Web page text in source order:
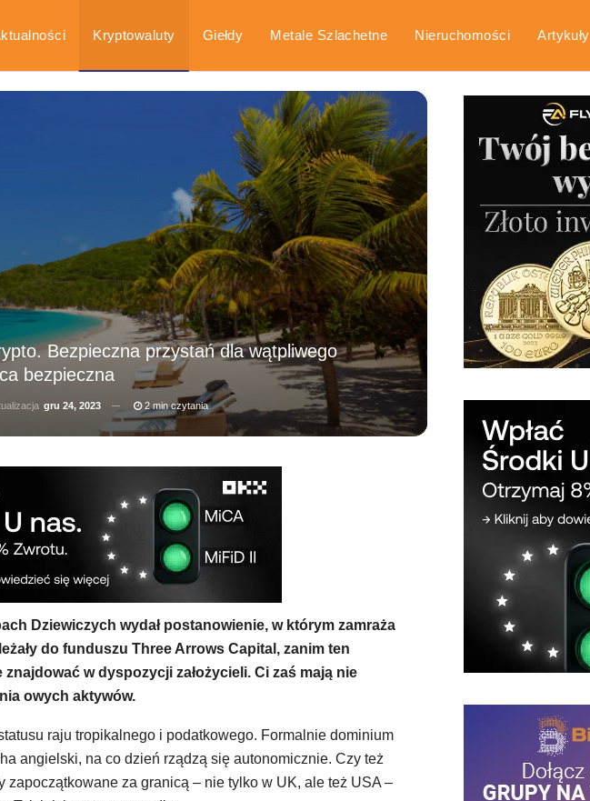
Kryptowaluty Giełdy Metale Szlachetne Nieruchomości Artykuły
Bezpieczna przystań dla wątpliwego
bezpieczna
gru 24, 2023 2 min czytania
Dziewiczych wydał postanowienie, w którym zamraża
do funduszu Three Arrows Capital, zanim ten
w dyspozycji założycieli. Ci zaś mają nie
owych aktywów.
raju tropikalnego i podatkowego. Formalnie dominium
angielski, na co dzień rządzą się autonomicznie. Czy też
zapoczątkowane za granicą – nie tylko w UK, ale też USA –